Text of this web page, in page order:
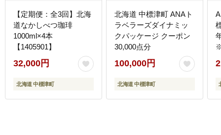
【定期便：全3回】北海
道なかしべつ珈琲
1000ml×4本
【1405901】
32,000円
北海道 中標津町
北海道 中標津町 ANAト
ラベラーズダイナミッ
クパッケージ クーポン
30,000点分
100,000円
北海道 中標津町